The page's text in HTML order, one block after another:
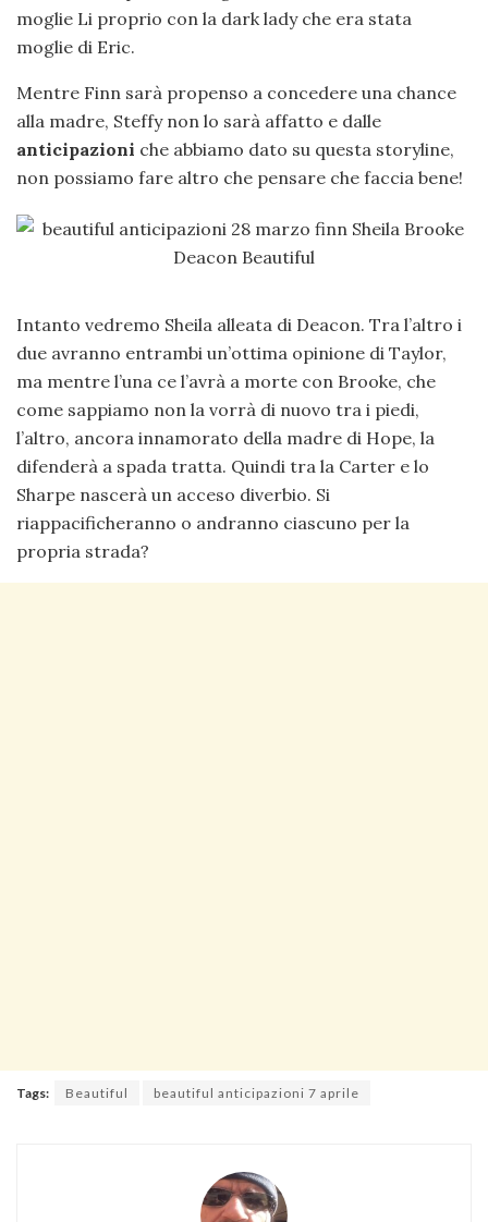
moglie Li proprio con la dark lady che era stata
moglie di Eric.
Mentre Finn sarà propenso a concedere una chance
alla madre, Steffy non lo sarà affatto e dalle
anticipazioni che abbiamo dato su questa storyline,
non possiamo fare altro che pensare che faccia bene!
Intanto vedremo Sheila alleata di Deacon. Tra l’altro i
due avranno entrambi un’ottima opinione di Taylor,
ma mentre l’una ce l’avrà a morte con Brooke, che
come sappiamo non la vorrà di nuovo tra i piedi,
l’altro, ancora innamorato della madre di Hope, la
difenderà a spada tratta. Quindi tra la Carter e lo
Sharpe nascerà un acceso diverbio. Si
riappacificheranno o andranno ciascuno per la
propria strada?
Tags: Beautiful beautiful anticipazioni 7 aprile